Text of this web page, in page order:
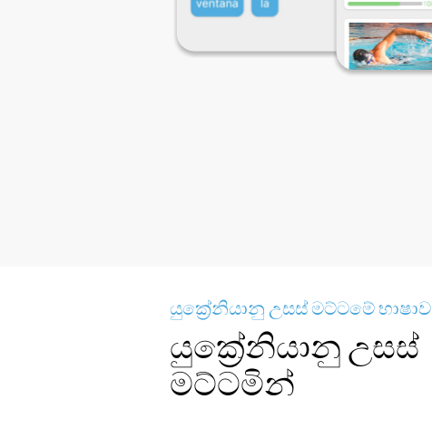
යුක්‍රේනියානු උසස් මට්ටමේ භාෂාව
යුක්‍රේනියානු උසස්
මට්ටමින්